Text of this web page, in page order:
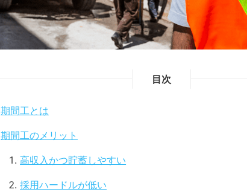
目次
期間工とは
期間工のメリット
高収入かつ貯蓄しやすい
採用ハードルが低い